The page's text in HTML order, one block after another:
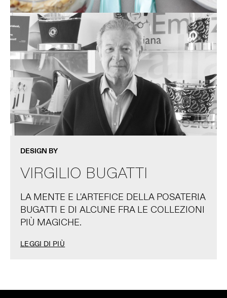
DESIGN BY
VIRGILIO BUGATTI
LA MENTE E L'ARTEFICE DELLA POSATERIA
BUGATTI E DI ALCUNE FRA LE COLLEZIONI
PIÙ MAGICHE.
LEGGI DI PIÙ